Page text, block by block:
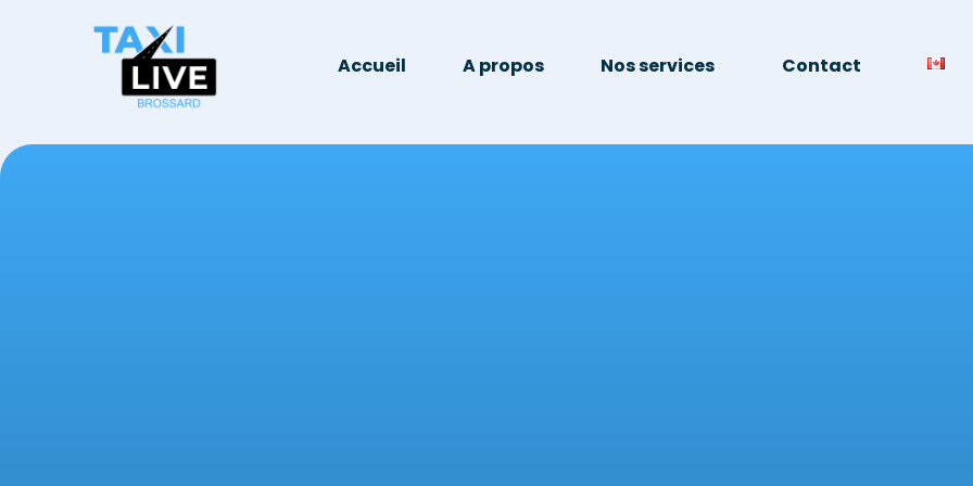
Accueil A propos Nos services Contact